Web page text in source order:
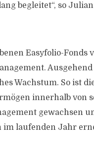
begleitet“, so
Easyfolio-Fonds
Wachstum. So ist
innerhalb von
gewachsen
im laufenden Jahr